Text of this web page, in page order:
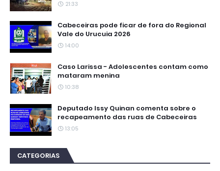
21:33
Cabeceiras pode ficar de fora do Regional
Vale do Urucuia 2026
14:00
Caso Larissa - Adolescentes contam como
mataram menina
10:38
Deputado Issy Quinan comenta sobre o
recapeamento das ruas de Cabeceiras
13:05
CATEGORIAS